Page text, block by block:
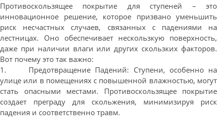
Противоскользящее покрытие для ступеней – это
инновационное решение, которое призвано уменьшить
риск несчастных случаев, связанных с падениями на
лестницах. Оно обеспечивает нескользкую поверхность,
даже при наличии влаги или других скользких факторов.
Вот почему это так важно:
1. Предотвращение Падений: Ступени, особенно на
улице или в помещениях с повышенной влажностью, могут
стать опасными местами. Противоскользящее покрытие
создает преграду для скольжения, минимизируя риск
падения и соответственно травм.